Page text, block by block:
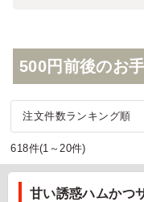
500円前後のお
618件(1～20件)
甘い誘惑ハムかつ